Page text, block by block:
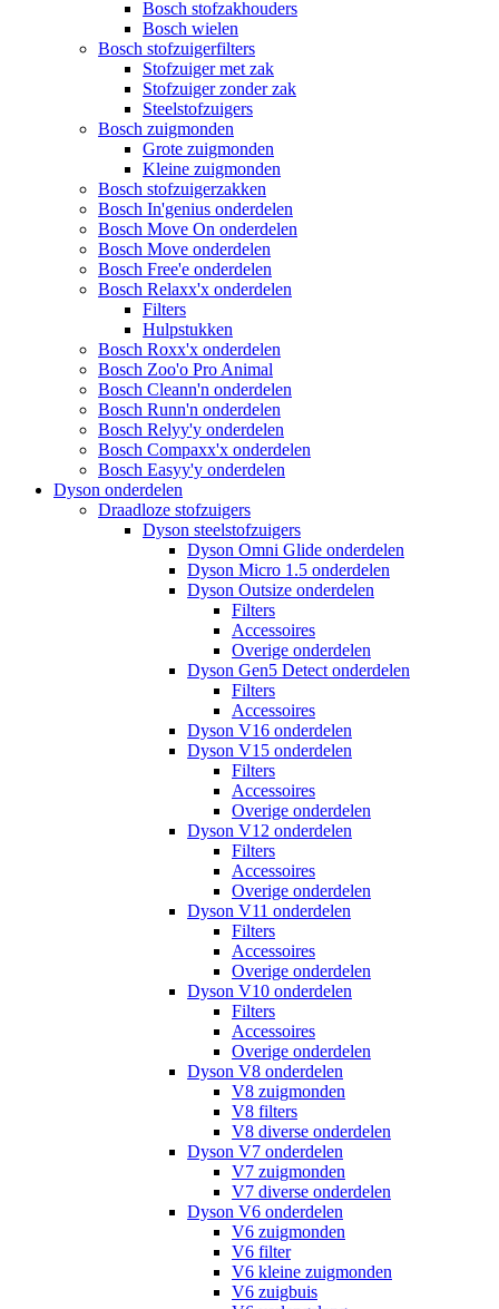
Bosch stofzakhouders
Bosch wielen
Bosch stofzuigerfilters
Stofzuiger met zak
Stofzuiger zonder zak
Steelstofzuigers
Bosch zuigmonden
Grote zuigmonden
Kleine zuigmonden
Bosch stofzuigerzakken
Bosch In'genius onderdelen
Bosch Move On onderdelen
Bosch Move onderdelen
Bosch Free'e onderdelen
Bosch Relaxx'x onderdelen
Filters
Hulpstukken
Bosch Roxx'x onderdelen
Bosch Zoo'o Pro Animal
Bosch Cleann'n onderdelen
Bosch Runn'n onderdelen
Bosch Relyy'y onderdelen
Bosch Compaxx'x onderdelen
Bosch Easyy'y onderdelen
Dyson onderdelen
Draadloze stofzuigers
Dyson steelstofzuigers
Dyson Omni Glide onderdelen
Dyson Micro 1.5 onderdelen
Dyson Outsize onderdelen
Filters
Accessoires
Overige onderdelen
Dyson Gen5 Detect onderdelen
Filters
Accessoires
Dyson V16 onderdelen
Dyson V15 onderdelen
Filters
Accessoires
Overige onderdelen
Dyson V12 onderdelen
Filters
Accessoires
Overige onderdelen
Dyson V11 onderdelen
Filters
Accessoires
Overige onderdelen
Dyson V10 onderdelen
Filters
Accessoires
Overige onderdelen
Dyson V8 onderdelen
V8 zuigmonden
V8 filters
V8 diverse onderdelen
Dyson V7 onderdelen
V7 zuigmonden
V7 diverse onderdelen
Dyson V6 onderdelen
V6 zuigmonden
V6 filter
V6 kleine zuigmonden
V6 zuigbuis